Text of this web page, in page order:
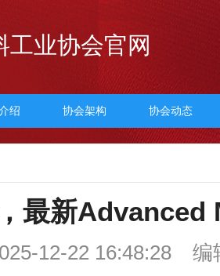
工业协会官网
绍 协会架构 协会动态
最新Advanced
12-22 16:48:28 编